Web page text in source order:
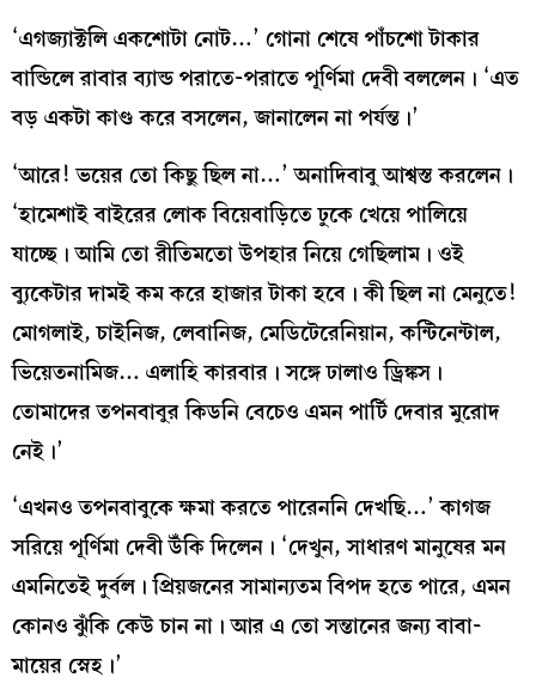
‘এগজ্যাক্টলি একশোটা নোট…’ গোনা শেষে পাঁচশো টাকার
বান্ডিলে রাবার ব্যান্ড পরাতে-পরাতে পূর্ণিমা দেবী বললেন। ‘এত
বড় একটা কাণ্ড করে বসলেন, জানালেন না পর্যন্ত।’
‘আরে! ভয়ের তো কিছু ছিল না…’ অনাদিবাবু আশ্বস্ত করলেন।
‘হামেশাই বাইরের লোক বিয়েবাড়িতে ঢুকে খেয়ে পালিয়ে
যাচ্ছে। আমি তো রীতিমতো উপহার নিয়ে গেছিলাম। ওই
ব্যুকেটার দামই কম করে হাজার টাকা হবে। কী ছিল না মেনুতে!
মোগলাই, চাইনিজ, লেবানিজ, মেডিটেরেনিয়ান, কন্টিনেন্টাল,
ভিয়েতনামিজ… এলাহি কারবার। সঙ্গে ঢালাও ড্রিঙ্কস।
তোমাদের তপনবাবুর কিডনি বেচেও এমন পার্টি দেবার মুরোদ
নেই।’
‘এখনও তপনবাবুকে ক্ষমা করতে পারেননি দেখছি…’ কাগজ
সরিয়ে পূর্ণিমা দেবী উঁকি দিলেন। ‘দেখুন, সাধারণ মানুষের মন
এমনিতেই দুর্বল। প্রিয়জনের সামান্যতম বিপদ হতে পারে, এমন
কোনও ঝুঁকি কেউ চান না। আর এ তো সন্তানের জন্য বাবা-
মায়ের স্নেহ।’